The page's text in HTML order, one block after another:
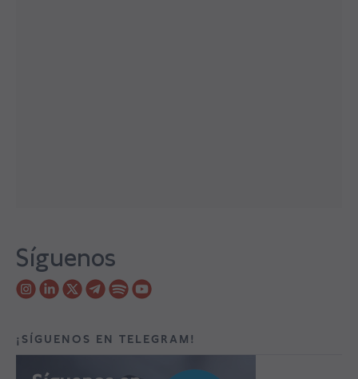
Síguenos
¡SÍGUENOS EN TELEGRAM!